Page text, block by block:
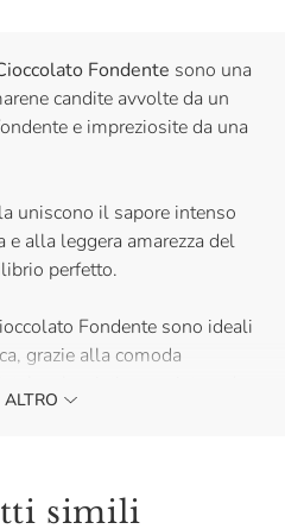
Fondente sono una
candite avvolte da un
e impreziosite da una
uniscono il sapore intenso
alla leggera amarezza del
perfetto.
Fondente sono ideali
grazie alla comoda
simili